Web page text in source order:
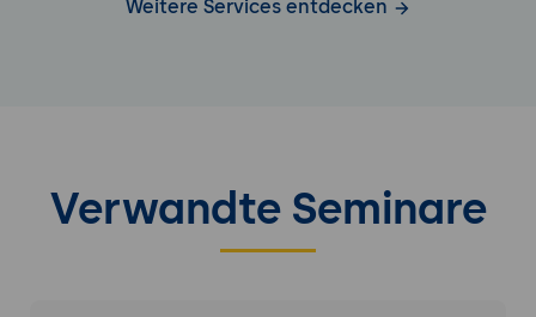
Weitere Services entdecken
Verwandte Seminare